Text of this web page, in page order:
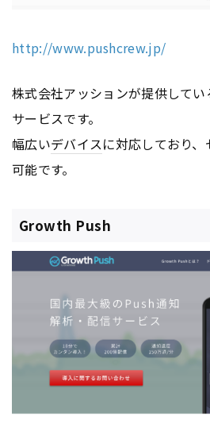
http://www.pushcrew.jp/
株式会社アッションが提供して
サービスです。
幅広いデバイスに対応しており
可能です。
Growth Push